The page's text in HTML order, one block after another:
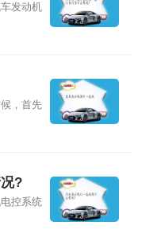
发动机
，首先
?
控系统